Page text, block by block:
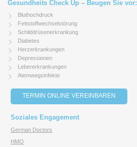
Gesundheits Check Up – Beugen Sie vor:
Bluthochdruck
Fettstoffwechselstörung
Schilddrüsenerkrankung
Diabetes
Herzerkrankungen
Depressionen
Lebererkrankungen
Atemwegsinfekte
TERMIN ONLINE VEREINBAREN
Soziales Engagement
German Doctors
HMO